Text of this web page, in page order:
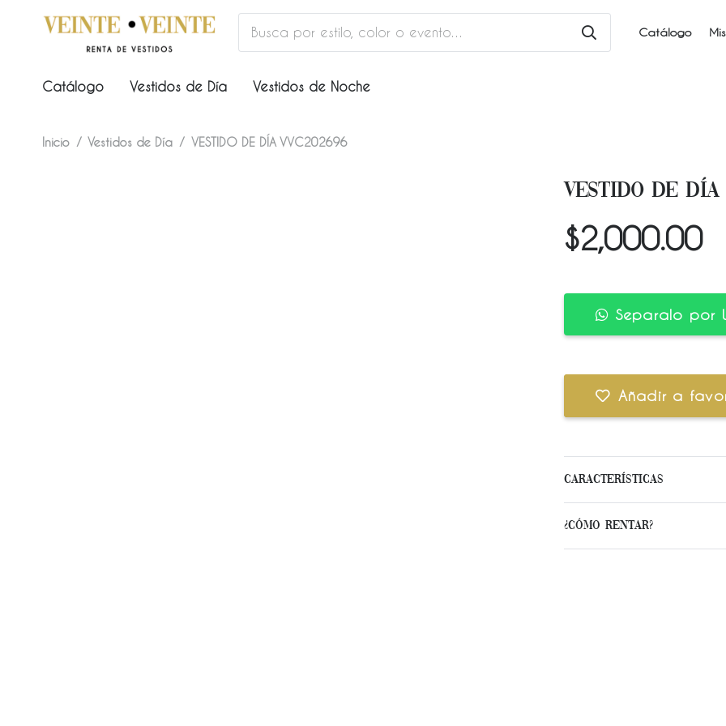
Catálogo
Catálogo Vestidos de Día Vestidos de Noche
Inicio / Vestidos de Día / VESTIDO DE DÍA VVC202696
VESTIDO DE DÍA
$2,000.00
Separalo por
Añadir a
Características
¿Cómo Rentar?